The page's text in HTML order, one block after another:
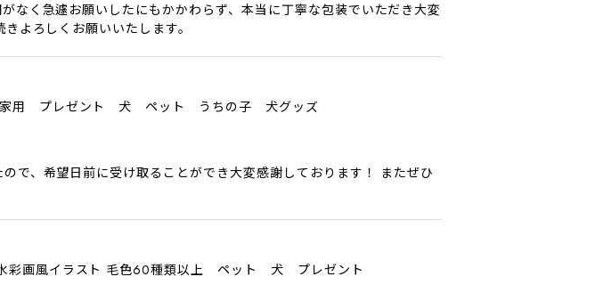
なく急遽お願いしたにもかかわらず、本当に丁寧な包装でいただき大変
よろしくお願いいたします。
家用 プレゼント 犬 ペット うちの子 犬グッズ
で、希望日前に受け取ることができ大変感謝しております！ またぜひ
水彩画風イラスト 毛色60種類以上 ペット 犬 プレゼント